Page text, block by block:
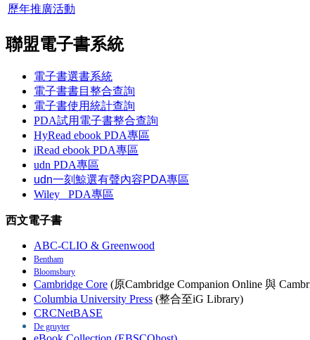
歷年推廣活動
聯盟電子書系統
電子書選書系統
電子書書目整合查詢
電子書使用統計查詢
PDA試用電子書整合查詢
HyRead ebook PDA專區
iRead ebook PDA專區
udn PDA專區
udn一刻鯨選有聲內容PDA專區
Wiley
PDA專區
西文電子書
ABC-CLIO & Greenwood
Bentham
Bloomsbury
Cambridge Core (原Cambridge Companion Online 與
Columbia University Press (整合至iG Library)
CRCNetBASE
De gruyter